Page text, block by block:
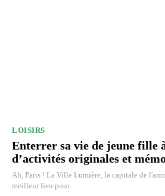
LOISIRS
Enterrer sa vie de jeune fille
d’activités originales et
Ah, Paris ! La Ville Lumière, la capitale de
meilleur lieu pour...